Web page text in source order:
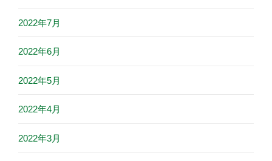
2022年7月
2022年6月
2022年5月
2022年4月
2022年3月